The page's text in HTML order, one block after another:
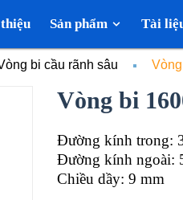
Sản phẩm Tài
bi cầu rãnh sâu
Vòng bi
Đường kính trong:
Đường kính ngoài:
Chiều dầy: 9 mm